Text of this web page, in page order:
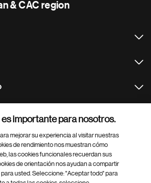
& CAC region
importante para nosotros.
mejorar su experiencia al visitar nuestras
de rendimiento nos muestran cómo
las cookies funcionales recuerdan sus
de orientación nos ayudan a compartir
usted. Seleccione: "Aceptar todo" para